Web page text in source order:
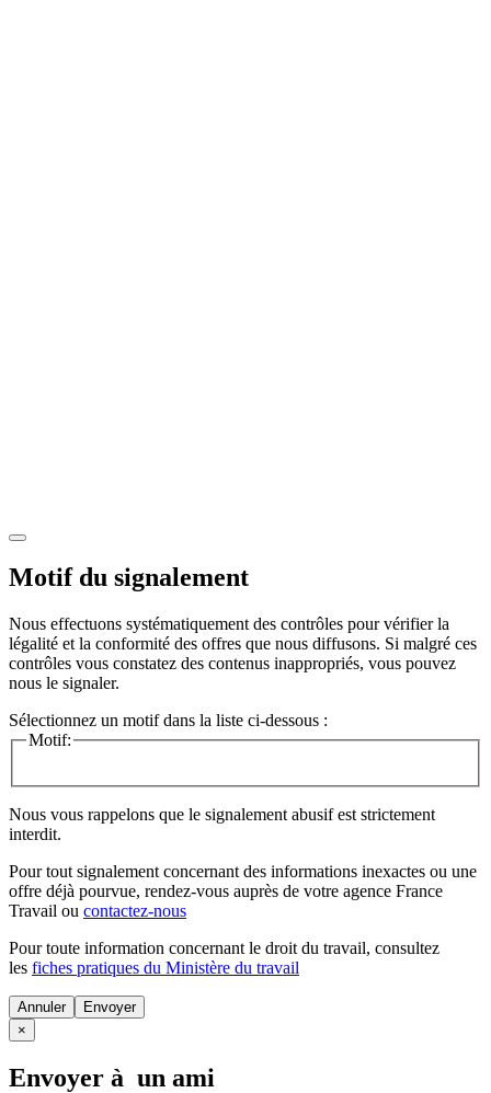
Motif du signalement
Nous effectuons systématiquement des contrôles pour vérifier la
légalité et la conformité des offres que nous diffusons. Si malgré ces
contrôles vous constatez des contenus inappropriés, vous pouvez
nous le signaler.
Sélectionnez un motif dans la liste ci-dessous :
Motif:
Nous vous rappelons que le signalement abusif est strictement
interdit.
Pour tout signalement concernant des informations inexactes ou une
offre déjà pourvue, rendez-vous auprès de votre agence France
Travail ou contactez-nous
Pour toute information concernant le droit du travail, consultez
les fiches pratiques du Ministère du travail
Annuler
×
Envoyer à un ami